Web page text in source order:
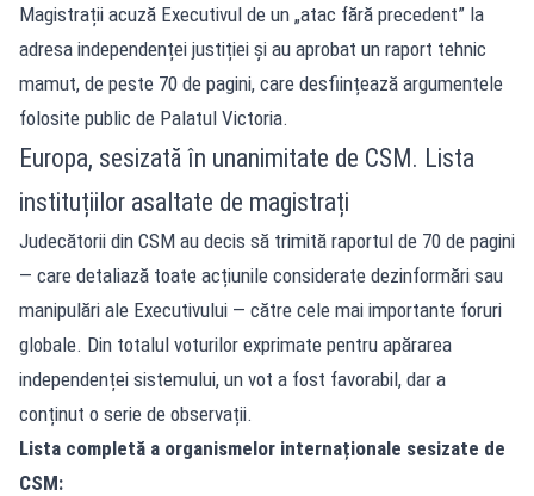
Magistrații acuză Executivul de un „atac fără precedent” la
adresa independenței justiției și au aprobat un raport tehnic
mamut, de peste 70 de pagini, care desființează argumentele
folosite public de Palatul Victoria.
Europa, sesizată în unanimitate de CSM. Lista
instituțiilor asaltate de magistrați
Judecătorii din CSM au decis să trimită raportul de 70 de pagini
— care detaliază toate acțiunile considerate dezinformări sau
manipulări ale Executivului — către cele mai importante foruri
globale. Din totalul voturilor exprimate pentru apărarea
independenței sistemului, un vot a fost favorabil, dar a
conținut o serie de observații.
Lista completă a organismelor internaționale sesizate de
CSM: